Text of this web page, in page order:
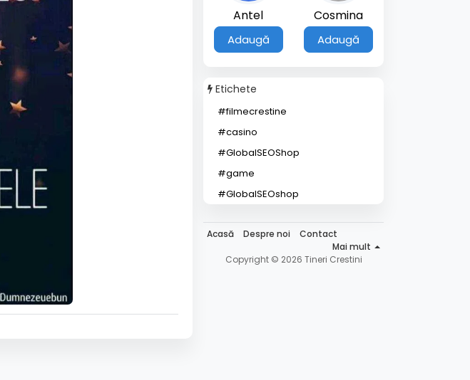
Antel
Adaugă
Cosmina
Adaugă
Etichete
#filmecrestine
#casino
#GlobalSEOShop
#game
#GlobalSEOshop
Acasă Despre noi
Contact
Mai mult
Copyright © 2026 Tineri Crestini